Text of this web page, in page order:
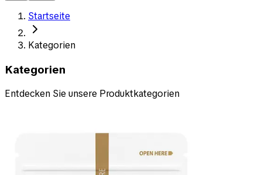
Startseite
Kategorien
Kategorien
Entdecken Sie unsere Produktkategorien